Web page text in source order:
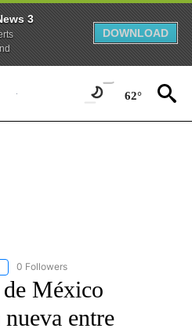
3
DOWNLOAD
62°
"CNN-SPANISH" TO RECEIVE
0 Followers
México
entre